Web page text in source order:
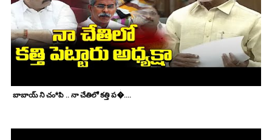
బాబాయ్ ని చం*పి .. నా చేతిలో కత్తి ప�....